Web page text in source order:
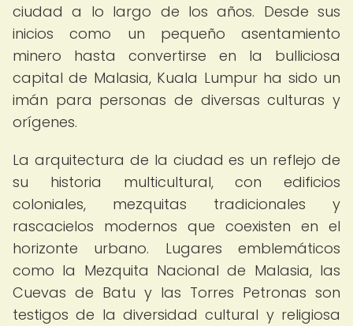
ciudad a lo largo de los años. Desde sus
inicios como un pequeño asentamiento
minero hasta convertirse en la bulliciosa
capital de Malasia, Kuala Lumpur ha sido un
imán para personas de diversas culturas y
orígenes.
La arquitectura de la ciudad es un reflejo de
su historia multicultural, con edificios
coloniales, mezquitas tradicionales y
rascacielos modernos que coexisten en el
horizonte urbano. Lugares emblemáticos
como la Mezquita Nacional de Malasia, las
Cuevas de Batu y las Torres Petronas son
testigos de la diversidad cultural y religiosa